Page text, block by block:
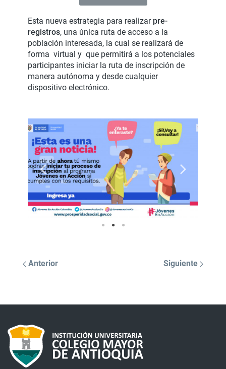
Esta nueva estrategia para realizar pre-
registros, una única ruta de acceso a la
población interesada, la cual se realizará de
forma virtual y que permitirá a los potenciales
participantes iniciar la ruta de inscripción de
manera autónoma y desde cualquier
dispositivo electrónico.
Anterior Siguiente